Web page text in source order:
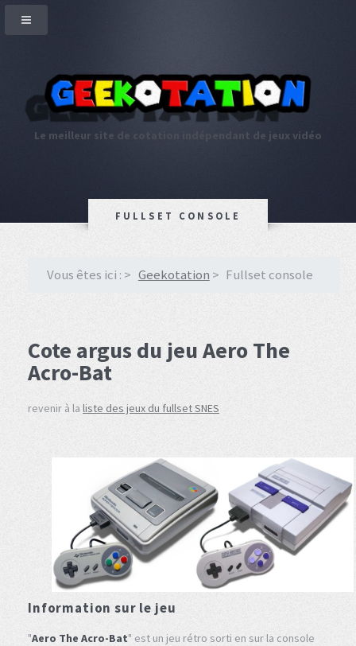
Le meilleur site de cotation indépendant de jeux vidéo
FULLSET CONSOLE
Vous êtes ici : Geekotation Fullset console
Cote argus du jeu Aero The
Acro-Bat
revenir à la liste des jeux du fullset SNES
Information sur le jeu
"Aero The Acro-Bat" est un jeu rétro sorti en sur la console